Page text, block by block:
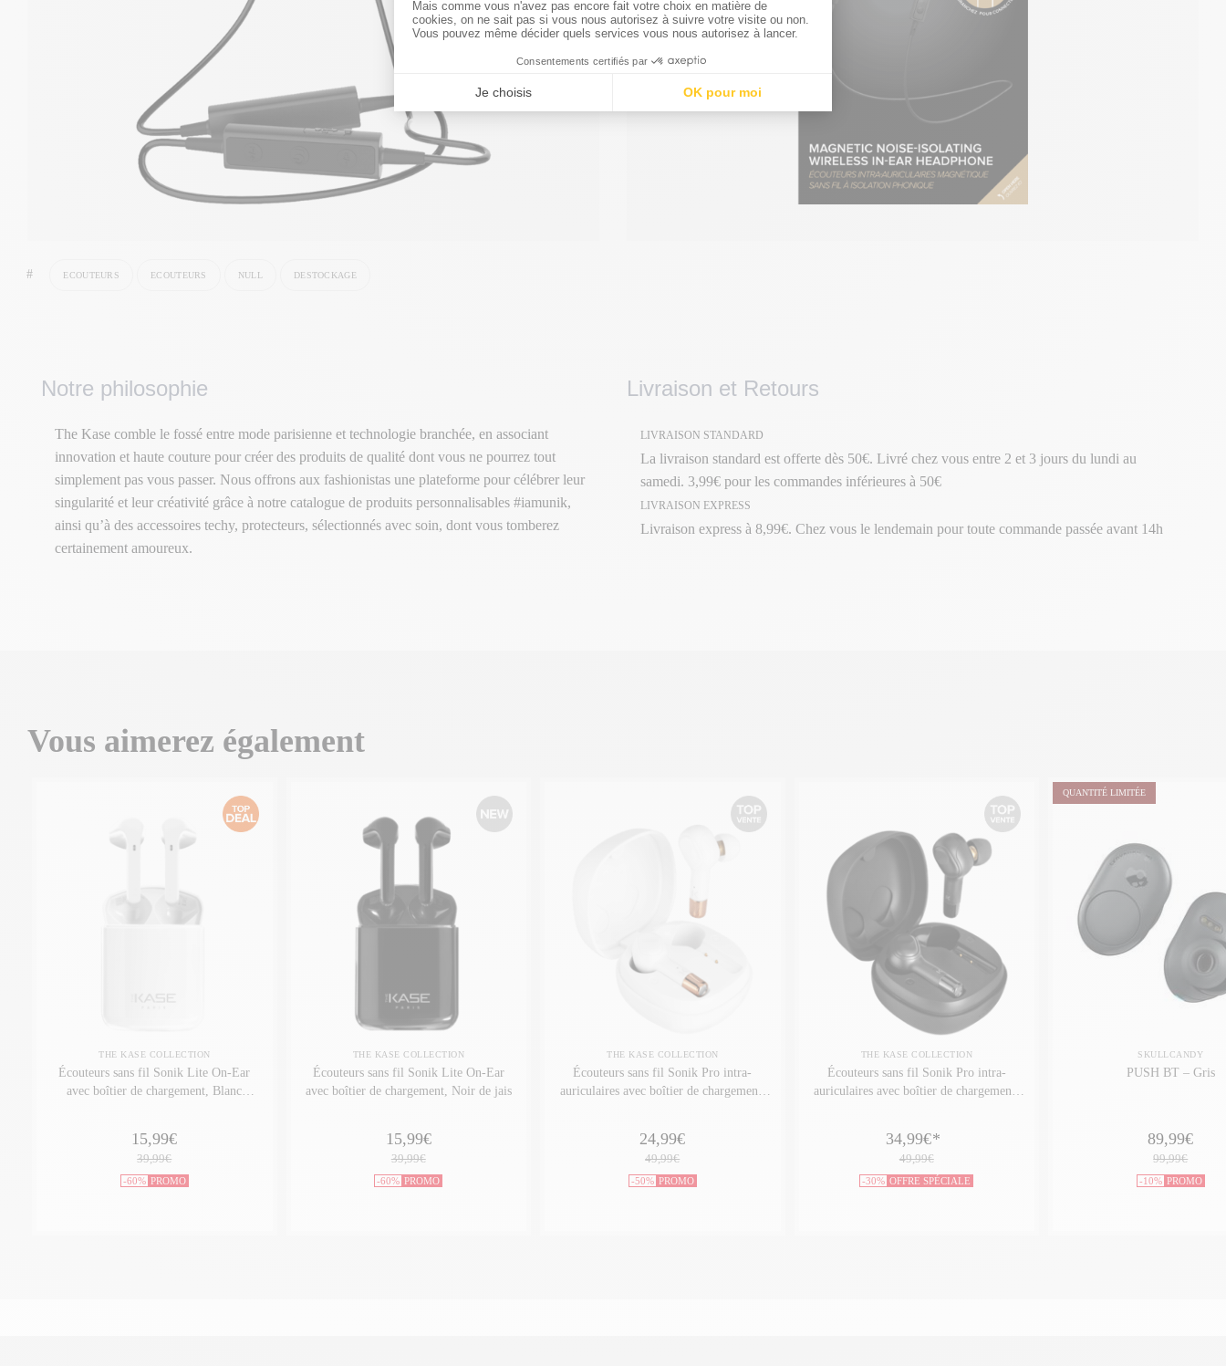
# ECOUTEURS ECOUTEURS NULL DESTOCKAGE
Livraison et Retours
LIVRAISON STANDARD
La livraison standard est offerte dès 50€. Livré chez vous entre 2 et 3 jours du lundi au
samedi. 3,99€ pour les commandes inférieures à 50€
LIVRAISON EXPRESS
Livraison express à 8,99€. Chez vous le lendemain pour toute commande passée avant 14h
Notre philosophie
The Kase comble le fossé entre mode parisienne et technologie branchée, en associant
innovation et haute couture pour créer des produits de qualité dont vous ne pourrez tout
simplement pas vous passer. Nous offrons aux fashionistas une plateforme pour célébrer leur
singularité et leur créativité grâce à notre catalogue de produits personnalisables #iamunik,
ainsi qu’à des accessoires techy, protecteurs, sélectionnés avec soin, dont vous tomberez
certainement amoureux.
Vous aimerez également
THE KASE COLLECTION
Écouteurs sans fil Sonik Lite On-Ear
avec boîtier de chargement, Blanc
15,99€
39,99€
-60% PROMO
THE KASE COLLECTION
Écouteurs sans fil Sonik Lite On-Ear
avec boîtier de chargement, Noir de jais
15,99€
39,99€
-60% PROMO
THE KASE COLLECTION
Écouteurs sans fil Sonik Pro intra-
auriculaires avec boîtier de chargement,
24,99€
49,99€
-50% PROMO
THE KASE COLLECTION
Écouteurs sans fil Sonik Pro intra-
auriculaires avec boîtier de chargement,
34,99€*
49,99€
-30% OFFRE SPÉCIALE
QUANTITÉ LIMITÉE
SKULLCANDY
PUSH BT – Gris
89,99€
99,99€
-10% PROMO